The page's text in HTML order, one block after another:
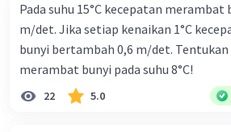
Pada suhu 15°C kecepatan merambat
m/det. Jika setiap kenaikan 1°C
bunyi bertambah 0,6 m/det.
merambat bunyi pada suhu 8°C!
22 5.0